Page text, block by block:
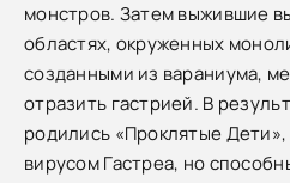
монстров. Затем выжившие
областях, окруженных
созданными из вараниума,
отразить гастрией. В
родились «Проклятые
вирусом Гастреа, но